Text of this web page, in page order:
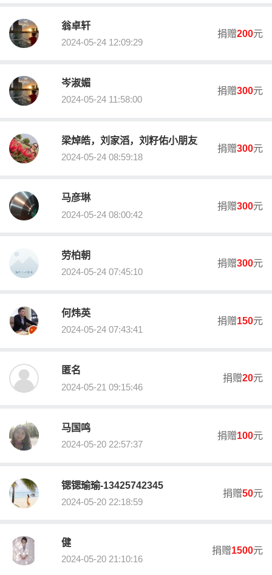
公益事业捐赠专用收据领取说明
受益人(服务对象)
乐从镇在册低保、低保边缘、特困供养家庭；其他非在册但存在事
募得款物用途
募得款物将用于采购价值100-380元左右的爱心礼包（包含食品、生
在事实性困难的乐从镇户籍家庭，包括但不限于: (1)经核定已获得区
镇两级项目资助的困难群体，包括助医、助学、助困等项目的帮扶
人、困难特殊卫计对象、孤儿和事实无人抚养儿童或其他特殊困难
家庭等。
剩余财产将继续用于本项目
募捐成本
募捐活动负责人
邓咏明
秘书长
联系电话
办公地址
乐从镇荔南路B31号
翁卓轩
2024-05-24 12:09:29
捐赠200元
岑淑媚
2024-05-24 11:58:00
捐赠300元
梁焯皓，刘家滔，刘籽佑小朋友
2024-05-24 08:59:18
捐赠300元
马彦琳
2024-05-24 08:00:42
捐赠300元
劳柏朝
2024-05-24 07:45:10
捐赠300元
何炜英
2024-05-24 07:43:41
捐赠150元
匿名
2024-05-21 09:15:46
捐赠20元
马国鸣
2024-05-20 22:57:37
捐赠100元
锶锶瑜瑜-13425742345
2024-05-20 22:18:59
捐赠50元
健
2024-05-20 21:10:16
捐赠1500元